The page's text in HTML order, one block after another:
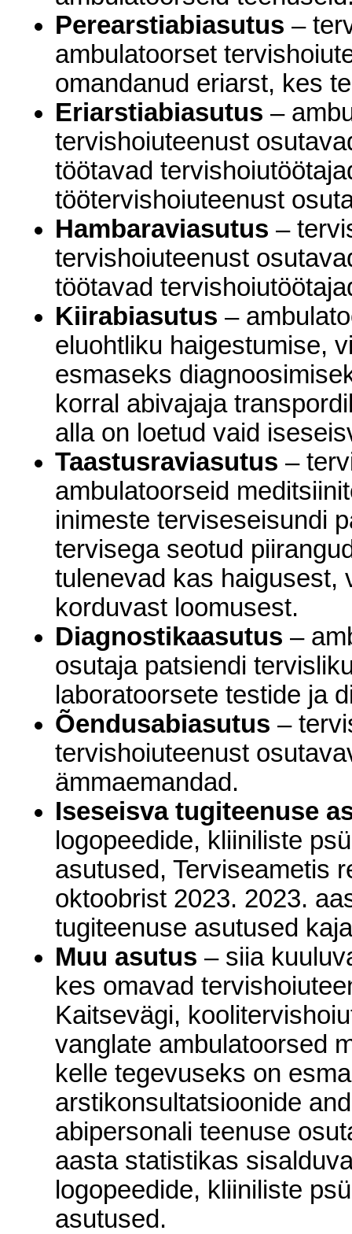
Perearstiabiasutus –
ambulatoorset
omandanud eriarst, kes
Eriarstiabiasutus –
tervishoiuteenust
töötavad
töötervishoiuteenust
Hambaraviasutus –
tervishoiuteenust
töötavad
Kiirabiasutus –
eluohtliku haigestumise,
esmaseks
korral abivajaja
alla on loetud vaid
Taastusraviasutus –
ambulatoorseid
inimeste terviseseisundi
tervisega seotud
tulenevad kas haigusest,
korduvast loomusest.
Diagnostikaasutus –
osutaja patsiendi
laboratoorsete testide ja
Õendusabiasutus –
tervishoiuteenust
ämmaemandad.
Iseseisva tugiteenuse
logopeedide, kliiniliste
asutused, Terviseametis
oktoobrist 2023. 2023.
tugiteenuse asutused
Muu asutus – siia
kes omavad
Kaitsevägi,
vanglate ambulatoorsed
kelle tegevuseks on
arstikonsultatsioonide
abipersonali teenuse
aasta statistikas
logopeedide, kliiniliste
asutused.